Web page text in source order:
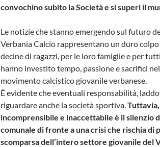
convochino subito la Società e si superi il
Le notizie che stanno emergendo sul futuro
Verbania Calcio rappresentano un duro
decine di ragazzi, per le loro famiglie e per
hanno investito tempo, passione e sacrifici
movimento calcistico giovanile verbanese.
È evidente che eventuali responsabilità,
riguardare anche la società sportiva.
incomprensibile e inaccettabile è il silenzio
comunale di fronte a una crisi che rischia di
scomparsa dell’intero settore giovanile del